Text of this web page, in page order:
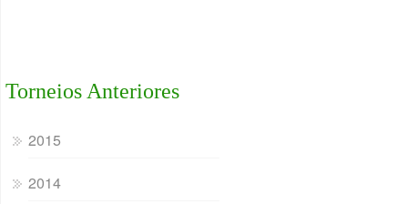
Torneios Anteriores
2015
2014